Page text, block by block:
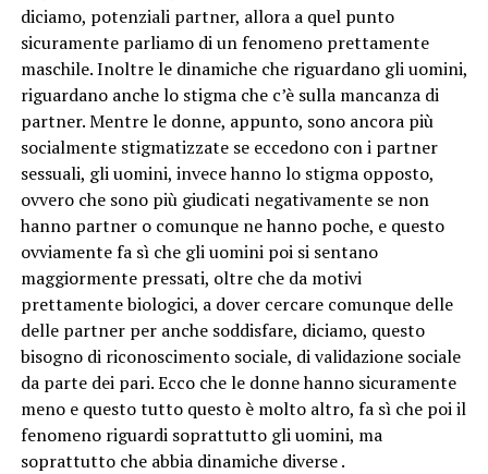
diciamo, potenziali partner, allora a quel punto
sicuramente parliamo di un fenomeno prettamente
maschile. Inoltre le dinamiche che riguardano gli uomini,
riguardano anche lo stigma che c’è sulla mancanza di
partner. Mentre le donne, appunto, sono ancora più
socialmente stigmatizzate se eccedono con i partner
sessuali, gli uomini, invece hanno lo stigma opposto,
ovvero che sono più giudicati negativamente se non
hanno partner o comunque ne hanno poche, e questo
ovviamente fa sì che gli uomini poi si sentano
maggiormente pressati, oltre che da motivi
prettamente biologici, a dover cercare comunque delle
delle partner per anche soddisfare, diciamo, questo
bisogno di riconoscimento sociale, di validazione sociale
da parte dei pari. Ecco che le donne hanno sicuramente
meno e questo tutto questo è molto altro, fa sì che poi il
fenomeno riguardi soprattutto gli uomini, ma
soprattutto che abbia dinamiche diverse .